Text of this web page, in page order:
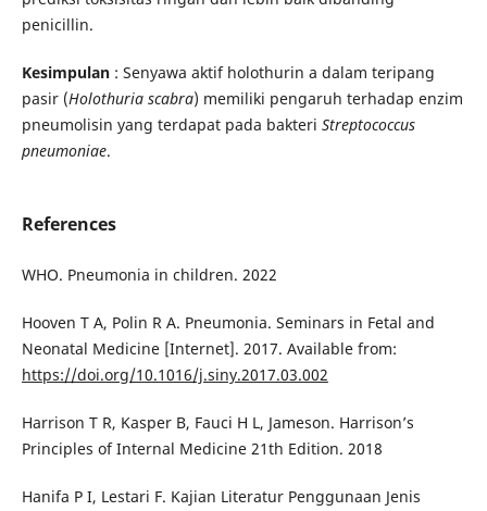
penicillin.
Kesimpulan: Senyawa aktif holothurin a dalam teripang
pasir (Holothuria scabra) memiliki pengaruh terhadap enzim
pneumolisin yang terdapat pada bakteri Streptococcus
pneumoniae.
References
WHO. Pneumonia in children. 2022
Hooven T A, Polin R A. Pneumonia. Seminars in Fetal and
Neonatal Medicine [Internet]. 2017. Available from:
https://doi.org/10.1016/j.siny.2017.03.002
Harrison T R, Kasper B, Fauci H L, Jameson. Harrison’s
Principles of Internal Medicine 21th Edition. 2018
Hanifa P I, Lestari F. Kajian Literatur Penggunaan Jenis